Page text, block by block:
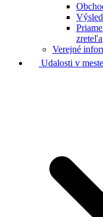
zreteľa
Verejné
Udalosti v meste